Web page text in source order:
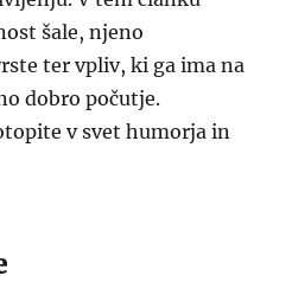
šale, njeno
ter vpliv, ki ga ima na
dobro počutje.
v svet humorja in